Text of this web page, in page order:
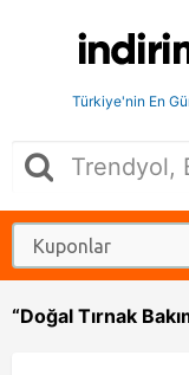
Türkiye'nin En
“Doğal Tırnak